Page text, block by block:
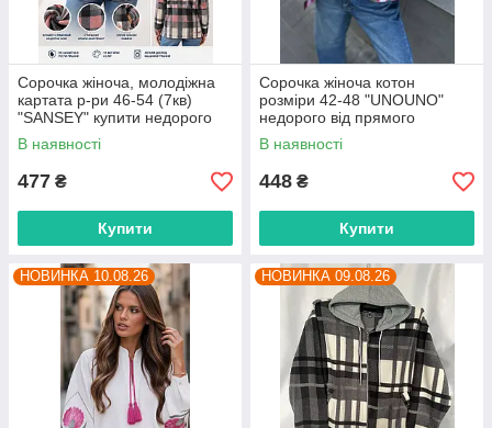
Сорочка жіноча, молодіжна
картата р-ри 46-54 (7кв)
"SANSEY" купити недорого
від прямого постачальника
В наявності
477 ₴
Купити
Сорочка жіноча котон
розміри 42-48 "UNOUNO"
недорого від прямого
постачальника
В наявності
448 ₴
Купити
НОВИНКА 10.08.26 НОВИНКА 09.08.26